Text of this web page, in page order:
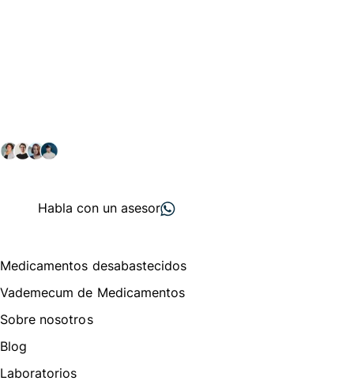
Habla con un asesor
Medicamentos desabastecidos
Vademecum de Medicamentos
Sobre nosotros
Blog
Laboratorios